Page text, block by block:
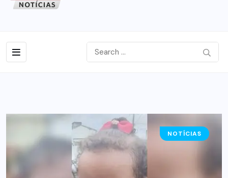
NOTÍCIAS